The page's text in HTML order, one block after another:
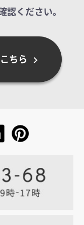
認ください。
ちら chevron_right